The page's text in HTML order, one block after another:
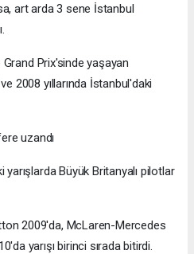
art arda 3 sene İstanbul
Prix'sinde yaşayan
2008 yıllarında İstanbul'daki
uzandı
Büyük Britanyalı pilotlar
2009'da, McLaren-Mercedes
yarışı birinci sırada bitirdi.